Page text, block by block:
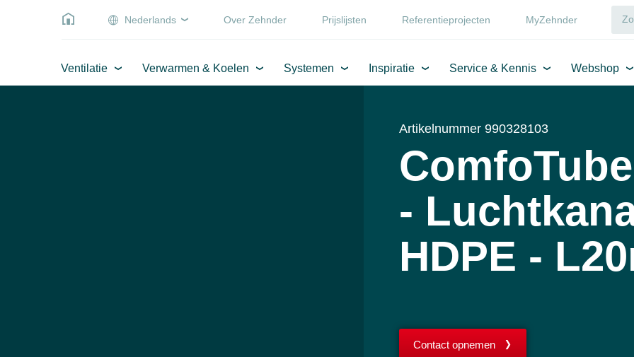
Nederlands Over Zehnder Prijslijsten Referentieprojecten MyZehnder
Ventilatie Verwarmen & Koelen Systemen Inspiratie Service & Kennis Webshop
Artikelnummer 990328103
-
HDPE -
Contact opnemen